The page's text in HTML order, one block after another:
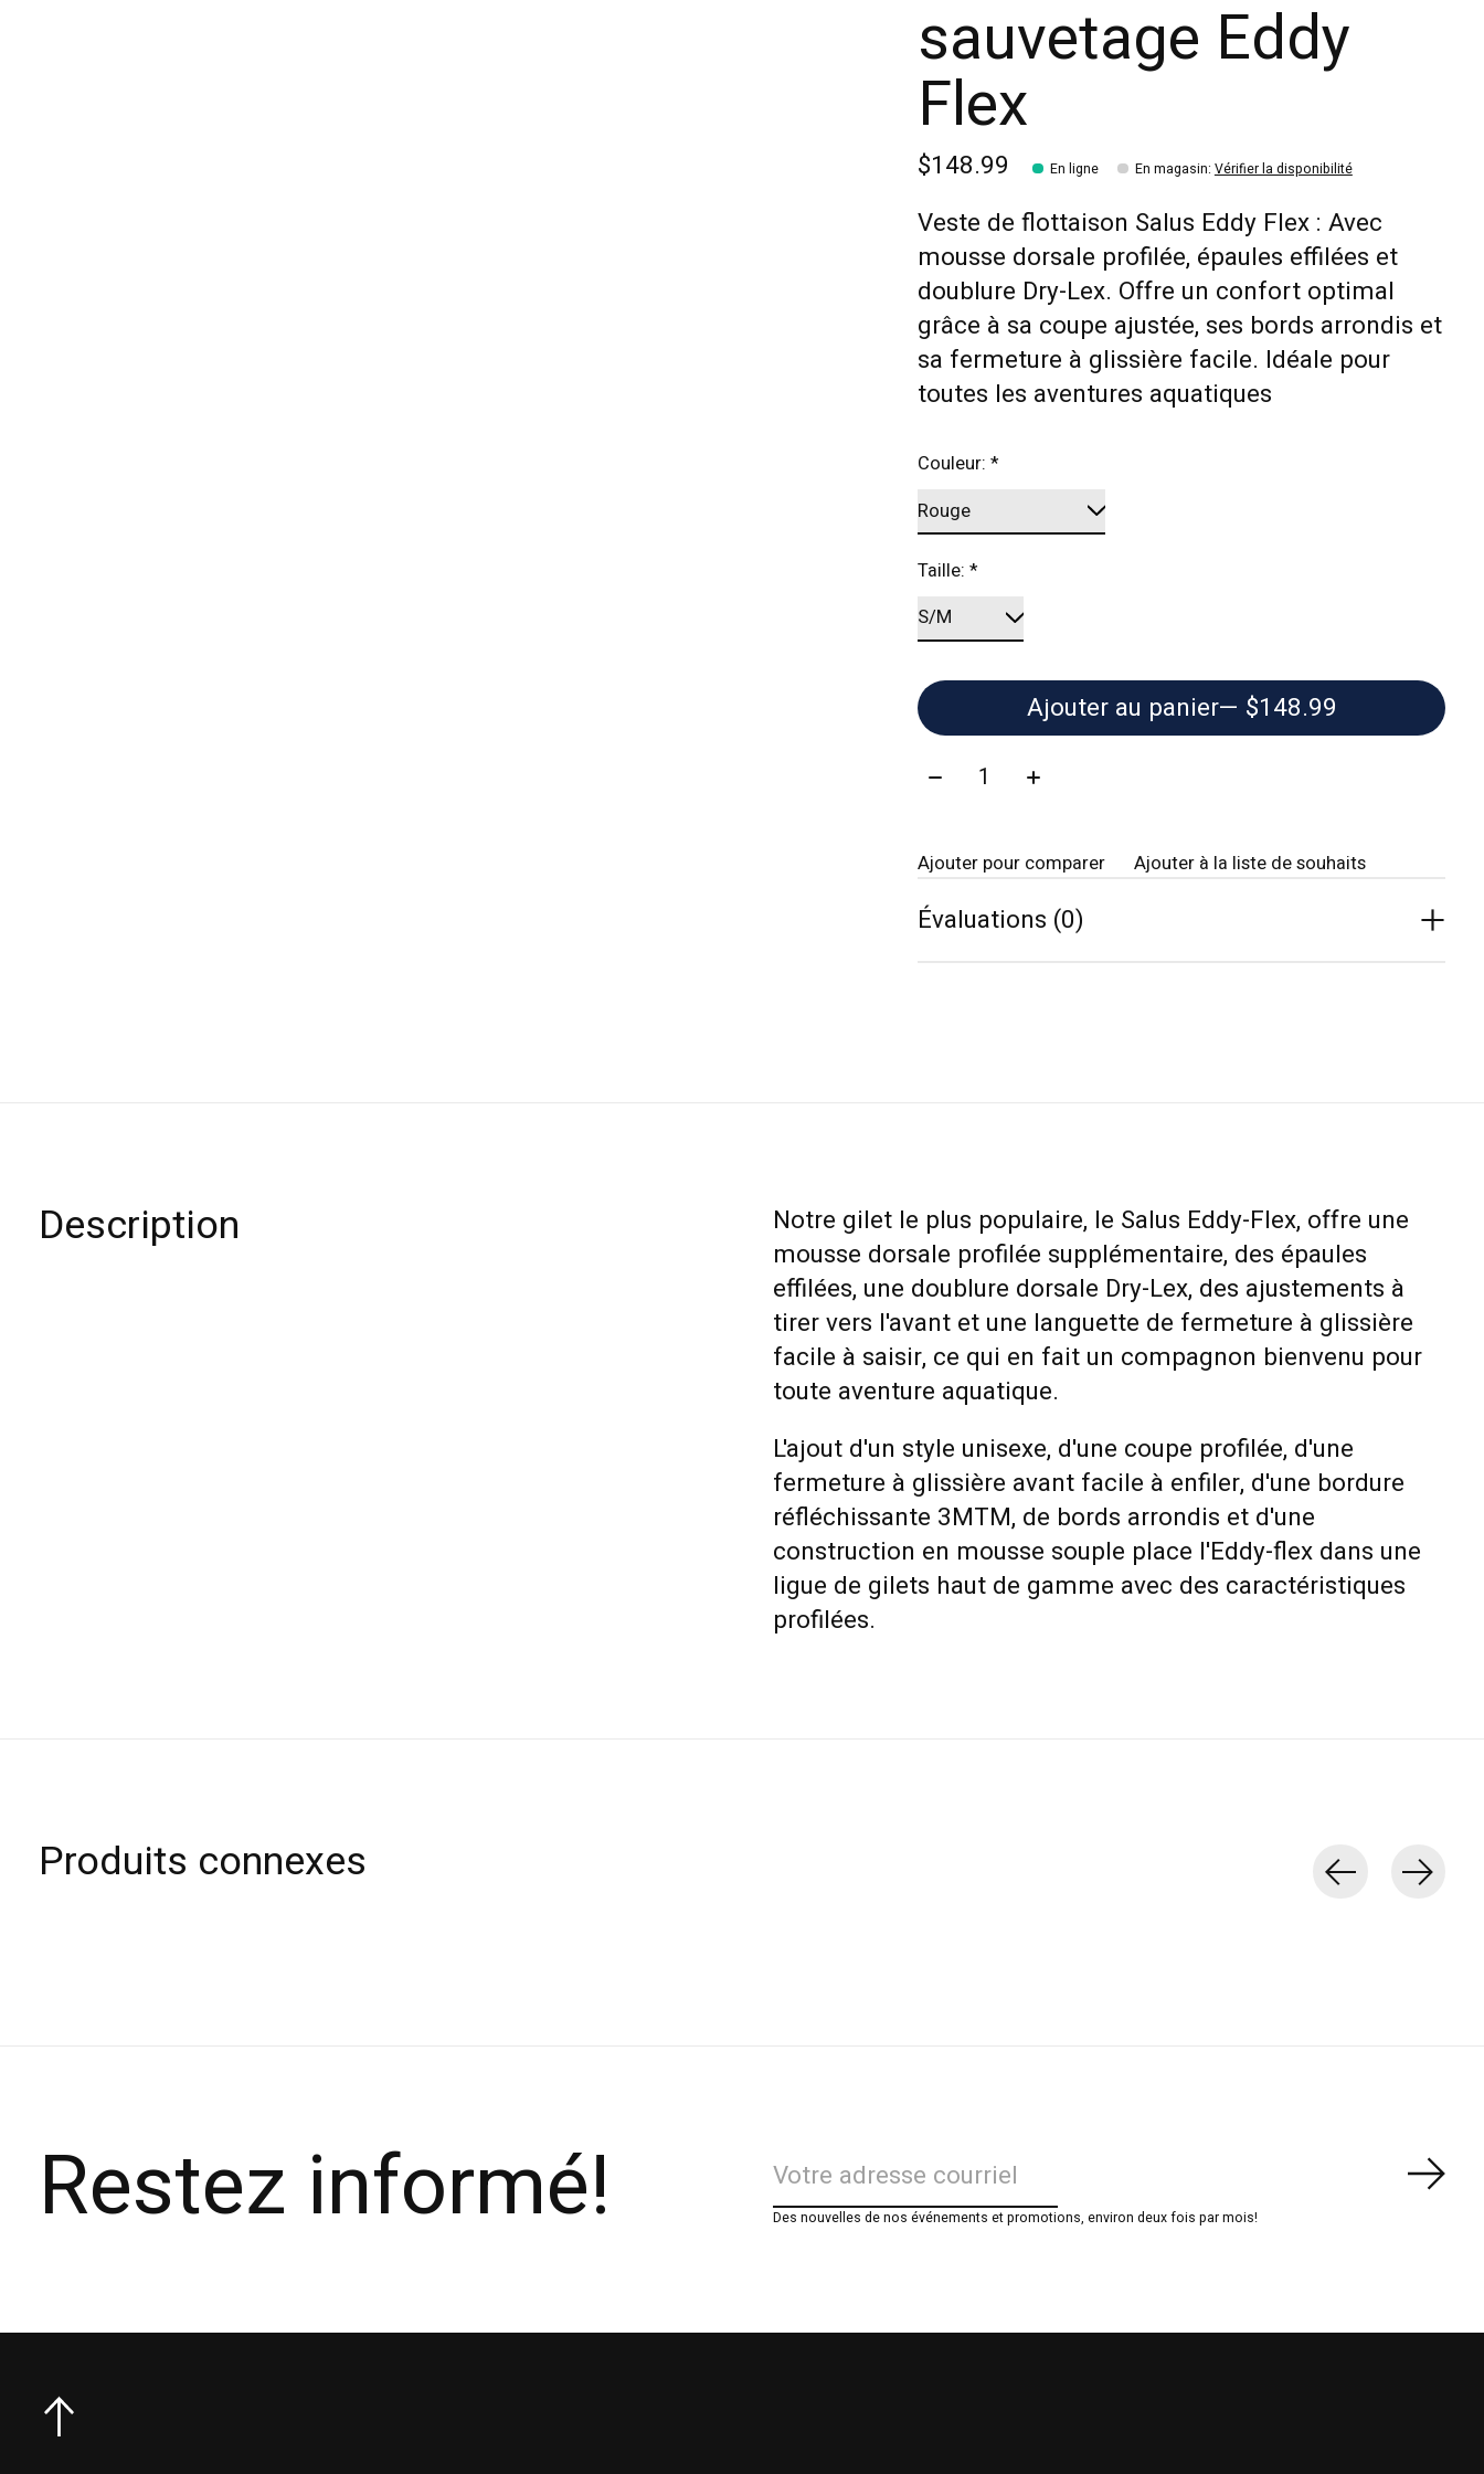
sauvetage Eddy
Flex
$148.99 En ligne En magasin: Vérifier la disponibilité
Veste de flottaison Salus Eddy Flex : Avec
mousse dorsale profilée, épaules effilées et
doublure Dry-Lex. Offre un confort optimal
grâce à sa coupe ajustée, ses bords arrondis et
sa fermeture à glissière facile. Idéale pour
toutes les aventures aquatiques
Couleur:*
Taille:*
Ajouter au panier
— $148.99
Quantité:
Ajouter pour comparer Ajouter à la liste de souhaits
Évaluations (0)
Description
Notre gilet le plus populaire, le Salus Eddy-Flex, offre une
mousse dorsale profilée supplémentaire, des épaules
effilées, une doublure dorsale Dry-Lex, des ajustements à
tirer vers l'avant et une languette de fermeture à glissière
facile à saisir, ce qui en fait un compagnon bienvenu pour
toute aventure aquatique.
L'ajout d'un style unisexe, d'une coupe profilée, d'une
fermeture à glissière avant facile à enfiler, d'une bordure
réfléchissante 3MTM, de bords arrondis et d'une
construction en mousse souple place l'Eddy-flex dans une
ligue de gilets haut de gamme avec des caractéristiques
profilées.
Produits connexes
Restez informé! Des nouvelles de nos événements et promotions, environ deux fois par mois!